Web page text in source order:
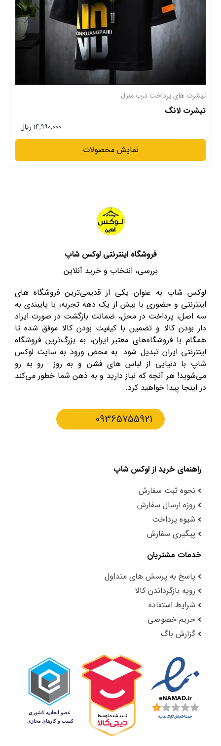
تیشرت های پرداخت درب منزل
تیشرت لانگ
۱۴,۹۹۰,۰۰۰ ریال
نمایش محصولات
فروشگاه اینترنتی لوکس شاپ
بررسی، انتخاب و خرید آنلاین
لوکس شاپ به عنوان یکی از قدیمی‌ترین فروشگاه های
اینترنتی و حضوری با بیش از یک دهه تجربه، با پایبندی به
سه اصل، پرداخت در محل، ضمانت بازگشت در صورت ایراد
دار بودن کالا و تضمین با کیفیت بودن کالا موفق شده تا
همگام با فروشگاه‌های معتبر ایران، به بزرگ‌ترین فروشگاه
اینترنتی ایران تبدیل شود. به محض ورود به سایت لوکس
شاپ با دنیایی از لباس های فشن و به روز رو به رو
می‌شوید! هر آنچه که نیاز دارید و به ذهن شما خطور می‌کند
در اینجا پیدا خواهید کرد.
09365755921
راهنمای خرید از لوکس شاپ
نحوه ثبت سفارش
روزه ارسال سفارش
شیوه پرداخت
پیگیری سفارش
خدمات مشتریان
پاسخ به پرسش های متداول
رویه بازگرداندن کالا
شرایط استفاده
حریم خصوصی
گزارش باگ